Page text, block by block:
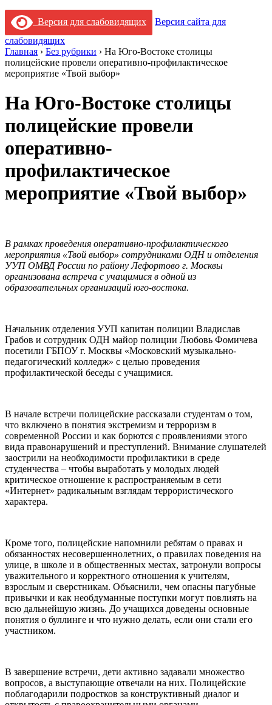
Версия для слабовидящих
Версия сайта для
слабовидящих
Главная › Без рубрики › На Юго-Востоке столицы
полицейские провели оперативно-профилактическое
мероприятие «Твой выбор»
На Юго-Востоке столицы
полицейские провели
оперативно-
профилактическое
мероприятие «Твой выбор»
В рамках проведения оперативно-профилактического
мероприятия «Твой выбор» сотрудниками ОДН и отделения
УУП ОМВД России по району Лефортово г. Москвы
организована встреча с учащимися в одной из
образовательных организаций юго-востока.
Начальник отделения УУП капитан полиции Владислав
Грабов и сотрудник ОДН майор полиции Любовь Фомичева
посетили ГБПОУ г. Москвы «Московский музыкально-
педагогический колледж» с целью проведения
профилактической беседы с учащимися.
В начале встречи полицейские рассказали студентам о том,
что включено в понятия экстремизм и терроризм в
современной России и как борются с проявлениями этого
вида правонарушений и преступлений. Внимание слушателей
заострили на необходимости профилактики в среде
студенчества – чтобы выработать у молодых людей
критическое отношение к распространяемым в сети
«Интернет» радикальным взглядам террористического
характера.
Кроме того, полицейские напомнили ребятам о правах и
обязанностях несовершеннолетних, о правилах поведения на
улице, в школе и в общественных местах, затронули вопросы
уважительного и корректного отношения к учителям,
взрослым и сверстникам. Объяснили, чем опасны пагубные
привычки и как необдуманные поступки могут повлиять на
всю дальнейшую жизнь. До учащихся доведены основные
понятия о буллинге и что нужно делать, если они стали его
участником.
В завершение встречи, дети активно задавали множество
вопросов, а выступающие отвечали на них. Полицейские
поблагодарили подростков за конструктивный диалог и